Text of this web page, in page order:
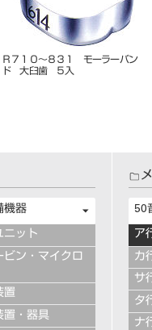
Ｒ７１０～８３１ モーラーバン
ド 大臼歯 ５入
機器
ニット
ビン・マイクロ
置
置・器具
50
ア
カ
サ
タ
ナ